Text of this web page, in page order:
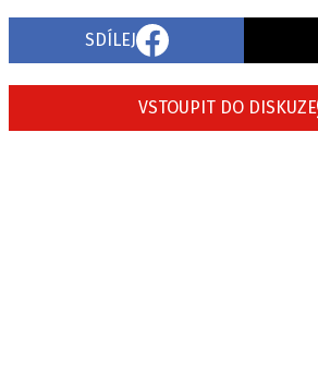
SDÍLEJ
VSTOUPIT DO DISKUZE